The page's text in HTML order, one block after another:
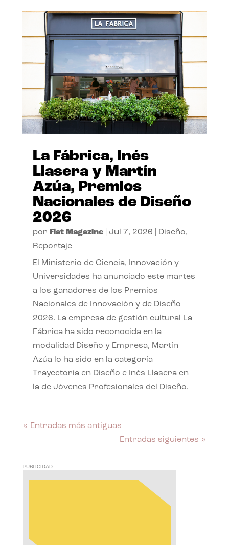
La Fábrica, Inés
Llasera y Martín
Azúa, Premios
Nacionales de Diseño
2026
por Flat Magazine| Jul 7, 2026 Diseño,
Reportaje
El Ministerio de Ciencia, Innovación y
Universidades ha anunciado este martes
a los ganadores de los Premios
Nacionales de Innovación y de Diseño
2026. La empresa de gestión cultural La
Fábrica ha sido reconocida en la
modalidad Diseño y Empresa, Martín
Azúa lo ha sido en la categoría
Trayectoria en Diseño e Inés Llasera en
la de Jóvenes Profesionales del Diseño.
« Entradas más antiguas
Entradas siguientes »
PUBLICIDAD